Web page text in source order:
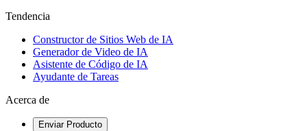
Tendencia
Constructor de Sitios Web de IA
Generador de Video de IA
Asistente de Código de IA
Ayudante de Tareas
Acerca de
Enviar Producto